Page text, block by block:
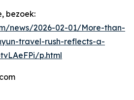
bezoek:
news/2026-02-01/More-than-
travel-rush-reflects-a-
p.html